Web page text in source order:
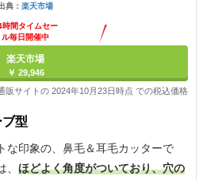
典： 楽天市場
時間タイムセー
ル毎日開催中
楽天市場
￥ 29,946
販サイトの 2024年10月23日時点 での税込価格
型
な印象の、鼻毛＆耳毛カッターで
ほどよく角度がついており、穴の